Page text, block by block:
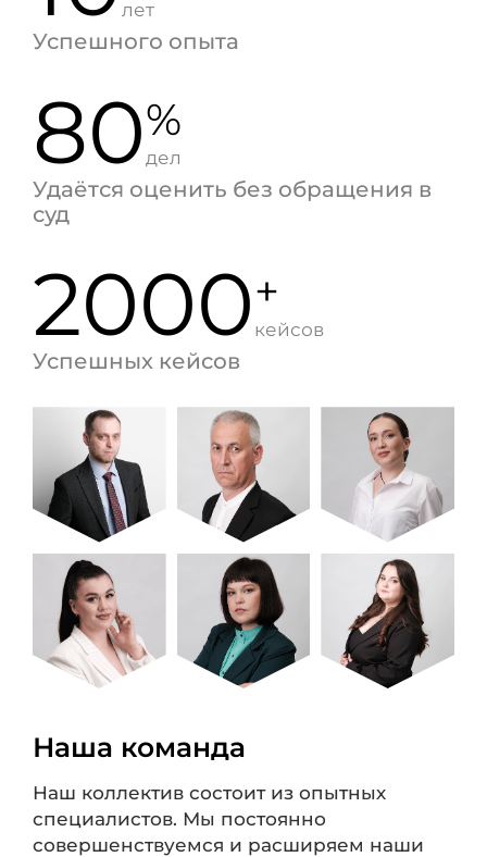
лет
Успешного опыта
80%
дел
Удаётся оценить без обращения в
суд
2000+
кейсов
Успешных кейсов
Наша команда
Наш коллектив состоит из опытных
специалистов. Мы постоянно
совершенствуемся и расширяем наши